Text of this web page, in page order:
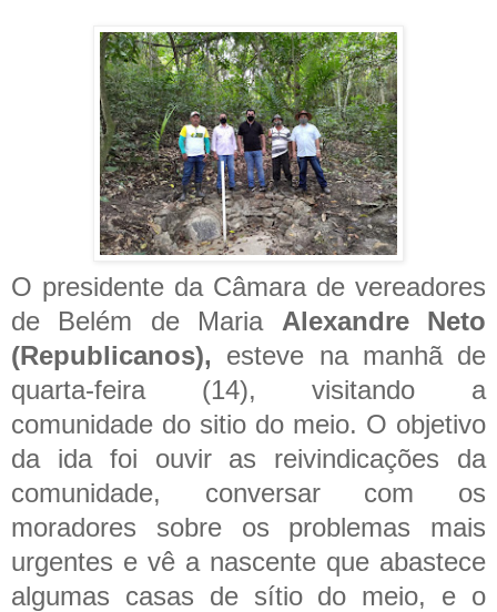
O presidente da Câmara de vereadores
de Belém de Maria Alexandre Neto
(Republicanos), esteve na manhã de
quarta-feira (14), visitando a
comunidade do sitio do meio. O objetivo
da ida foi ouvir as reivindicações da
comunidade, conversar com os
moradores sobre os problemas mais
urgentes e vê a nascente que abastece
algumas casas de sítio do meio, e o